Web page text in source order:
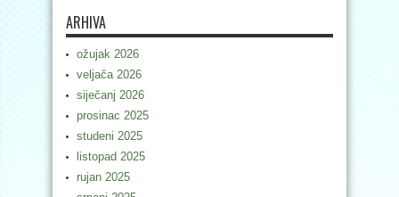
ARHIVA
ožujak 2026
veljača 2026
siječanj 2026
prosinac 2025
studeni 2025
listopad 2025
rujan 2025